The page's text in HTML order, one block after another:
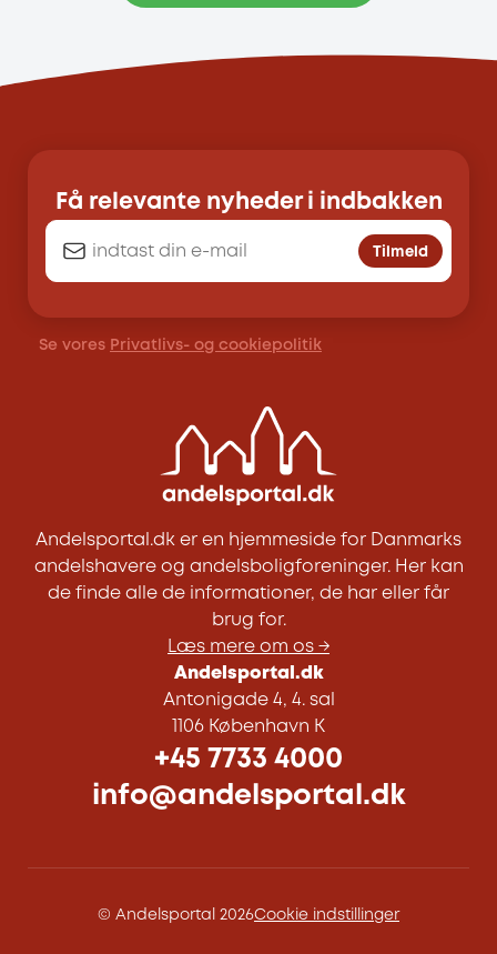
Få relevante nyheder i indbakken
Tilmeld
Se vores Privatlivs- og cookiepolitik
Andelsportal.dk er en hjemmeside for Danmarks
andelshavere og andelsboligforeninger. Her kan
de finde alle de informationer, de har eller får
brug for.
Læs mere om os →
Andelsportal.dk
Antonigade 4, 4. sal
1106 København K
+45 7733 4000
info@andelsportal.dk
© Andelsportal 2026Cookie indstillinger